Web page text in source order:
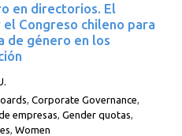
en directorios. El
Congreso chileno para
de género en los
,Corporate Governance
empresas ,Gender quotas
,Women